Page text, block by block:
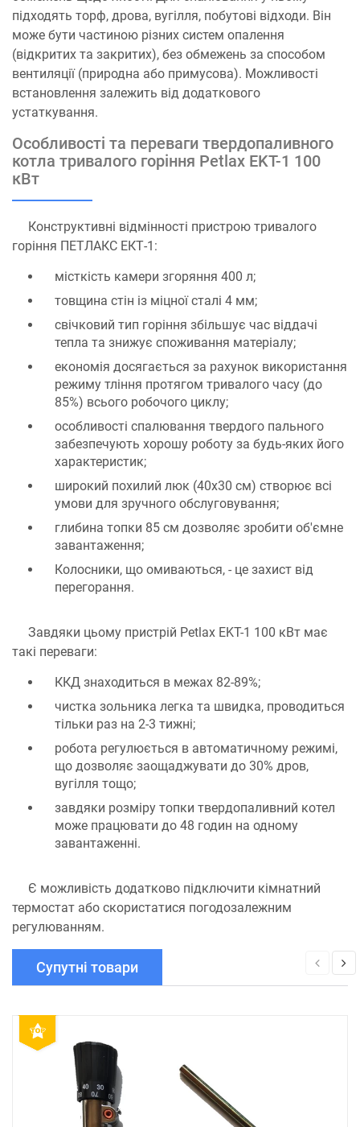
підходять торф, дрова, вугілля, побутові відходи. Він
може бути частиною різних систем опалення
(відкритих та закритих), без обмежень за способом
вентиляції (природна або примусова). Можливості
встановлення залежить від додаткового
устаткування.
Особливості та переваги твердопаливного
котла тривалого горіння Petlax EKT-1 100
кВт
Конструктивні відмінності пристрою тривалого
горіння ПЕТЛАКС ЕКТ-1:
місткість камери згоряння 400 л;
товщина стін із міцної сталі 4 мм;
свічковий тип горіння збільшує час віддачі
тепла та знижує споживання матеріалу;
економія досягається за рахунок використання
режиму тління протягом тривалого часу (до
85%) всього робочого циклу;
особливості спалювання твердого пального
забезпечують хорошу роботу за будь-яких його
характеристик;
широкий похилий люк (40х30 см) створює всі
умови для зручного обслуговування;
глибина топки 85 см дозволяє зробити об'ємне
завантаження;
Колосники, що омиваються, - це захист від
перегорання.
Завдяки цьому пристрій Petlax EKT-1 100 кВт має
такі переваги:
ККД знаходиться в межах 82-89%;
чистка зольника легка та швидка, проводиться
тільки раз на 2-3 тижні;
робота регулюється в автоматичному режимі,
що дозволяє заощаджувати до 30% дров,
вугілля тощо;
завдяки розміру топки твердопаливний котел
може працювати до 48 годин на одному
завантаженні.
Є можливість додатково підключити кімнатний
термостат або скористатися погодозалежним
регулюванням.
Супутні товари